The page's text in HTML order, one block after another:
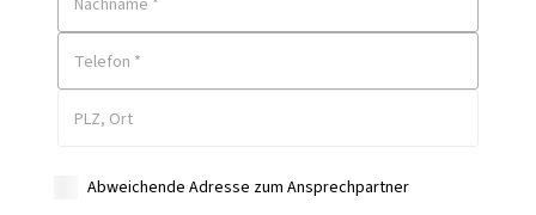
Nachname *
Telefon *
PLZ, Ort
Abweichende Adresse zum Ansprechpartner